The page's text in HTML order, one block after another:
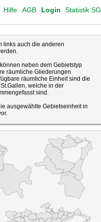
Login Statistik SG
AGB
Hilfe
links auch die anderen
neben dem Gebietstyp
räumliche Gliederungen
räumliche Einheit sind die
welche in der
sind.
ausgewählte Gebietseinheit in